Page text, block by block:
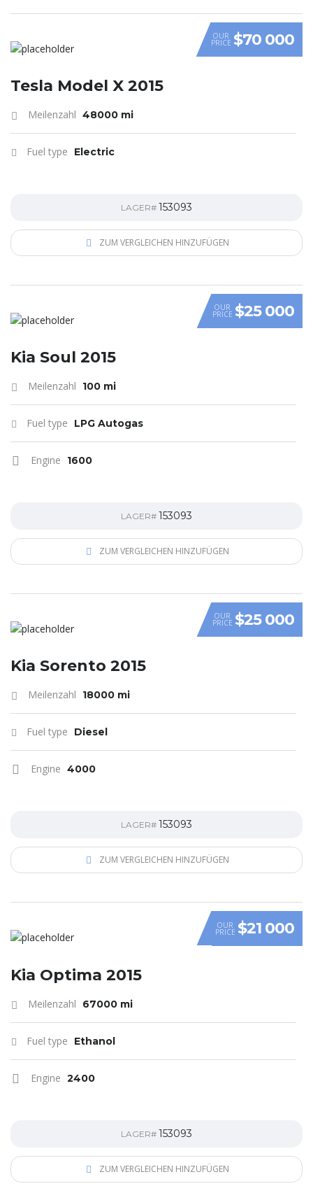
OUR
PRICE $70 000
Tesla Model X 2015
Meilenzahl 48000 mi
Fuel type Electric
LAGER# 153093
ZUM VERGLEICHEN HINZUFÜGEN
VIDEO
OUR
PRICE $25 000
Kia Soul 2015
Meilenzahl 100 mi
Fuel type LPG Autogas
Engine 1600
LAGER# 153093
ZUM VERGLEICHEN HINZUFÜGEN
OUR
PRICE $25 000
Kia Sorento 2015
Meilenzahl 18000 mi
Fuel type Diesel
Engine 4000
LAGER# 153093
ZUM VERGLEICHEN HINZUFÜGEN
OUR
PRICE $21 000
Kia Optima 2015
Meilenzahl 67000 mi
Fuel type Ethanol
Engine 2400
LAGER# 153093
ZUM VERGLEICHEN HINZUFÜGEN